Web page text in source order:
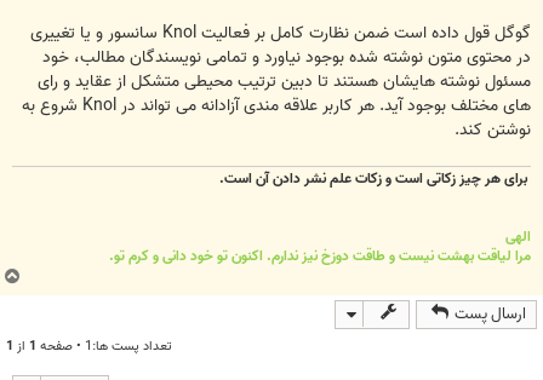
گوگل قول داده است ضمن نظارت کامل بر فعالیت Knol سانسور و یا تغییری
در محتوی متون نوشته شده بوجود نیاورد و تمامی نویسندگان مطالب، خود
مسئول نوشته هایشان هستند تا دبین ترتیب محیطی متشکل از عقاید و رای
های مختلف بوجود آید. هر کاربر علاقه مندی آزادانه می تواند در Knol شروع به
نوشتن کند.
برای هر چیز زکاتی است و زکات علم نشر دادن آن است.
الهی
مرا لیاقت بهشت نیست و طاقت دوزخ نیز ندارم. اکنون تو خود دانی و کرم تو.
ارسال پست
تعداد پست ها:1 • صفحه 1 از 1